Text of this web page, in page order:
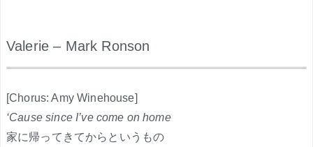
Valerie – Mark Ronson
[Chorus: Amy Winehouse]
‘Cause since I’ve come on home
家に帰ってきてからというもの